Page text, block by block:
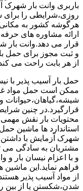
باربری وانت بار شهرک
روزی،شرایطی را برای
هرگوشه کشور به مکانی
ارائه مشاوره های
قرار می دهد.وانت بار
و ثبت مجوز برای حمل
از هر بابت راحت می
حمل بار آسیب پذیر با
ممکن است حمل مواد
قرارگیرد.در چنین
محتویات بار نقش مهمی
استاندارد ها ماشین
شهرک آزمایش با داشتن
مشتریان به سادگی می
و با اعزام نیسان بار و
فراهم نماید.این ماشین
از مواد آسیب پذیر
شدن،شکستن یا از بین